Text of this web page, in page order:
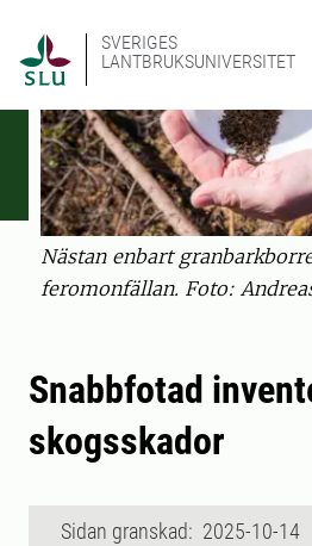
SVERIGES
LANTBRUKSUNIVERSITET
Nästan enbart
feromonfällan. Foto:
Snabbfotad
skogsskador
Sidan granskad: 2025-10-14